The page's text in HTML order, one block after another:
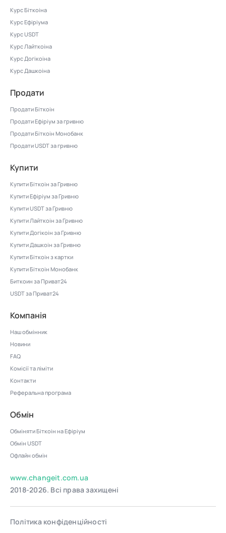
Курс Біткоіна
Курс Ефіріума
Курс USDT
Курс Лайткоіна
Курс Догікоіна
Курс Дашкоіна
Продати
Продати Біткоін
Продати Ефіріум за гривню
Продати Біткоін Монобанк
Продати USDT за гривню
Купити
Купити Біткоін за Гривню
Купити Ефіріум за Гривню
Купити USDT за Гривню
Купити Лайткоін за Гривню
Купити Догікоін за Гривню
Купити Дашкоін за Гривню
Купити Біткоін з картки
Купити Біткоін Монобанк
Биткоин за Приват24
USDT за Приват24
Компанія
Наш обмінник
Новини
FAQ
Комісії та ліміти
Контакти
Реферальна програма
Обмін
Обміняти Біткоін на Ефіріум
Обмін USDT
Офлайн обмін
www.changeit.com.ua
2018-2026. Всі права захищені
Політика конфіденційності